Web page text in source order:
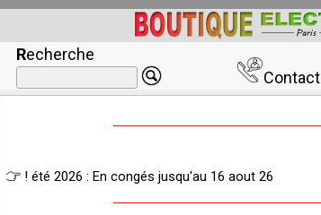
Recherche
Contact
! été 2026 : En congés jusqu'au 16 aout 26